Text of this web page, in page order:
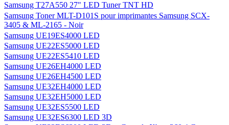
Samsung T27A550 27" LED Tuner TNT HD
Samsung Toner MLT-D101S pour imprimantes Samsung SCX-
3405 & ML-2165 - Noir
Samsung UE19ES4000 LED
Samsung UE22ES5000 LED
Samsung UE22ES5410 LED
Samsung UE26EH4000 LED
Samsung UE26EH4500 LED
Samsung UE32EH4000 LED
Samsung UE32EH5000 LED
Samsung UE32ES5500 LED
Samsung UE32ES6300 LED 3D